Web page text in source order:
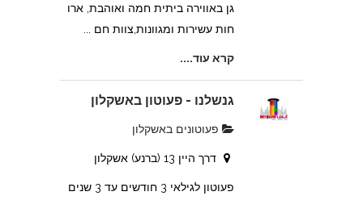
גן באווירה ביתית חמה ואוהבת, ארו
חות עשירות ומגוונות,צוות חם ...
קרא עוד....
גנשלנו - פעוטון באשקלון
פעוטונים באשקלון
דרך היין 13 (ברנע) אשקלון
פעוטון לגילאי 3 חודשים עד 3 שנים